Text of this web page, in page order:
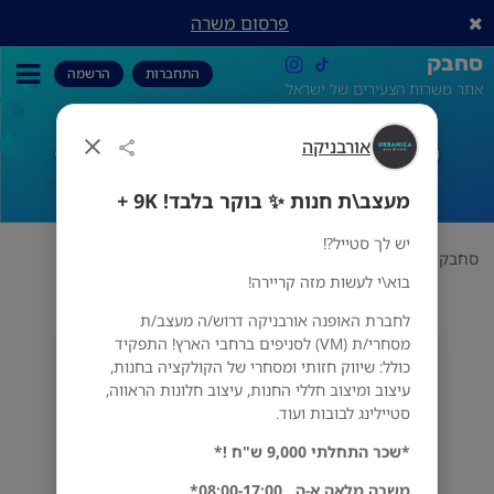
אורבניקה
מעצב\ת חנות ✨ בוקר בלבד! 9K +
יש לך סטייל?!
בוא\י לעשות מזה קריירה!
לחברת האופנה אורבניקה דרוש/ה מעצב/ת
מסחרי/ת (VM) לסניפים ברחבי הארץ! התפקיד
כולל: שיווק חזותי ומסחרי של הקולקציה בחנות,
עיצוב ומיצוב חללי החנות, עיצוב חלונות הראווה,
סטיילינג לבובות ועוד.
*שכר התחלתי 9,000 ש"ח !*
פרסום משרה
סחבק
אתר משרות הצעירים של ישראל
התחברות הרשמה
מעצב\ת חנות ✨ בוקר בלבד! 9K +
סחבק
אורבניקה
מס' אזורים